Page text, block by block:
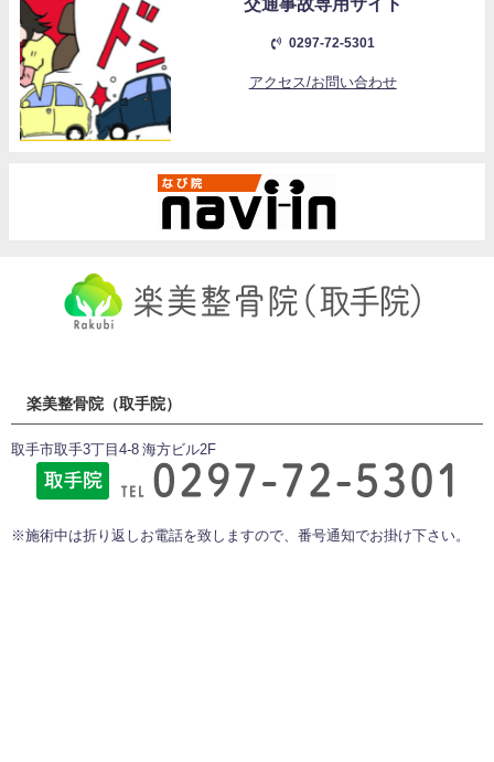
0297-72-5301
アクセス/お問い合わせ
楽美整骨院（取手院）
取手市取手3丁目4-8 海方ビル2F
※施術中は折り返しお電話を致しますので、番号通知でお掛け下さい。